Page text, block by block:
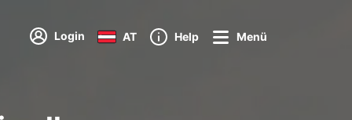
Login AT Help Menü